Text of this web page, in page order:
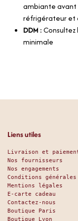
ambiante avant
réfrigérateur et
DDM :
minimale
Liens utiles
Livraison et
Nos fournisseurs
Nos engagements
Conditions
Mentions légales
E-carte cadeau
Contactez-nous
Boutique Paris
Boutique Lyon